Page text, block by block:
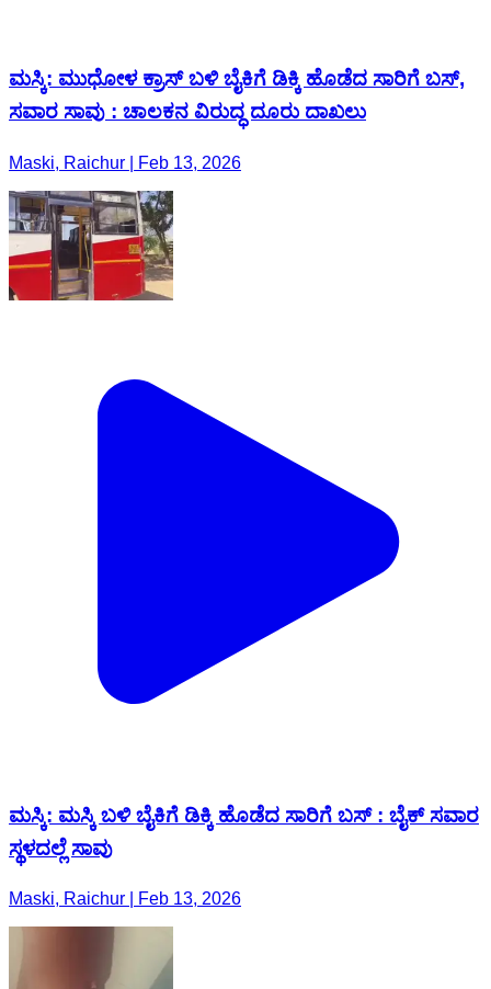
ಮಸ್ಕಿ: ಮುಧೋಳ ಕ್ರಾಸ್ ಬಳಿ ಬೈಕಿಗೆ ಡಿಕ್ಕಿ ಹೊಡೆದ ಸಾರಿಗೆ ಬಸ್,
ಸವಾರ ಸಾವು : ಚಾಲಕನ ವಿರುದ್ಧ ದೂರು ದಾಖಲು
Maski, Raichur | Feb 13, 2026
ಮಸ್ಕಿ: ಮಸ್ಕಿ ಬಳಿ ಬೈಕಿಗೆ ಡಿಕ್ಕಿ ಹೊಡೆದ ಸಾರಿಗೆ ಬಸ್ : ಬೈಕ್ ಸವಾರ
ಸ್ಥಳದಲ್ಲೆ ಸಾವು
Maski, Raichur | Feb 13, 2026